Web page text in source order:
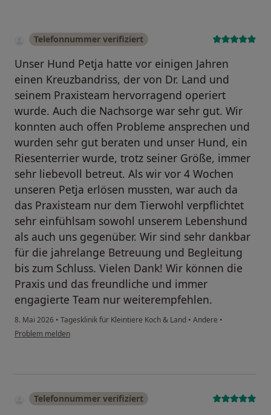
Telefonnummer verifiziert
Unser Hund Petja hatte vor einigen Jahren
einen Kreuzbandriss, der von Dr. Land und
seinem Praxisteam hervorragend operiert
wurde. Auch die Nachsorge war sehr gut. Wir
konnten auch offen Probleme ansprechen und
wurden sehr gut beraten und unser Hund, ein
Riesenterrier wurde, trotz seiner Größe, immer
sehr liebevoll betreut. Als wir vor 4 Wochen
unseren Petja erlösen mussten, war auch da
das Praxisteam nur dem Tierwohl verpflichtet
sehr einfühlsam sowohl unserem Lebenshund
als auch uns gegenüber. Wir sind sehr dankbar
für die jahrelange Betreuung und Begleitung
bis zum Schluss. Vielen Dank! Wir können die
Praxis und das freundliche und immer
engagierte Team nur weiterempfehlen.
8. Mai 2026 • Tagesklinik für Kleintiere Koch & Land • Andere •
Problem melden
Telefonnummer verifiziert